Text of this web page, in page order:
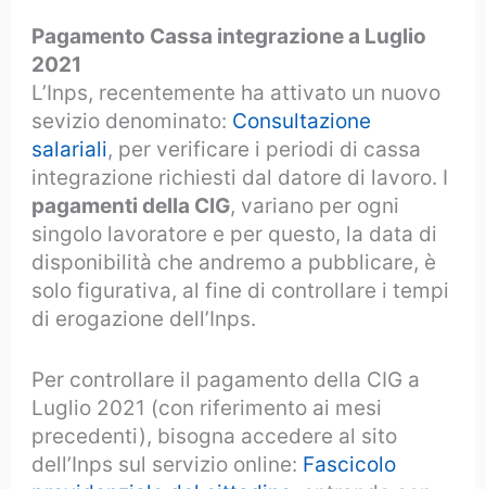
Pagamento Cassa integrazione a Luglio
2021
L’Inps, recentemente ha attivato un nuovo
sevizio denominato: Consultazione
salariali, per verificare i periodi di cassa
integrazione richiesti dal datore di lavoro. I
pagamenti della CIG, variano per ogni
singolo lavoratore e per questo, la data di
disponibilità che andremo a pubblicare, è
solo figurativa, al fine di controllare i tempi
di erogazione dell’Inps.
Per controllare il pagamento della CIG a
Luglio 2021 (con riferimento ai mesi
precedenti), bisogna accedere al sito
dell’Inps sul servizio online: Fascicolo